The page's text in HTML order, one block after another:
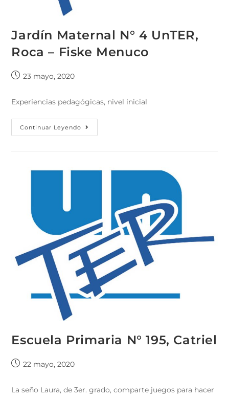
Jardín Maternal N° 4 UnTER,
Roca – Fiske Menuco
23 mayo, 2020
Experiencias pedagógicas, nivel inicial
Continuar Leyendo
Escuela Primaria N° 195, Catriel
22 mayo, 2020
La seño Laura, de 3er. grado, comparte juegos para hacer